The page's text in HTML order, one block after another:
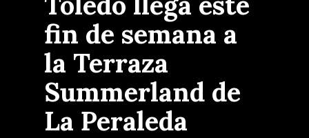
fin de semana a
la Terraza
Summerland de
La Peraleda